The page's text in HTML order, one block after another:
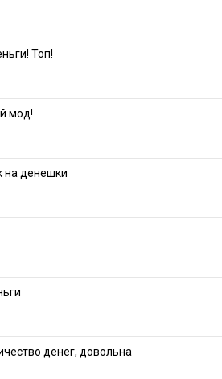
Топ!
мод!
на денешки
денег, довольна